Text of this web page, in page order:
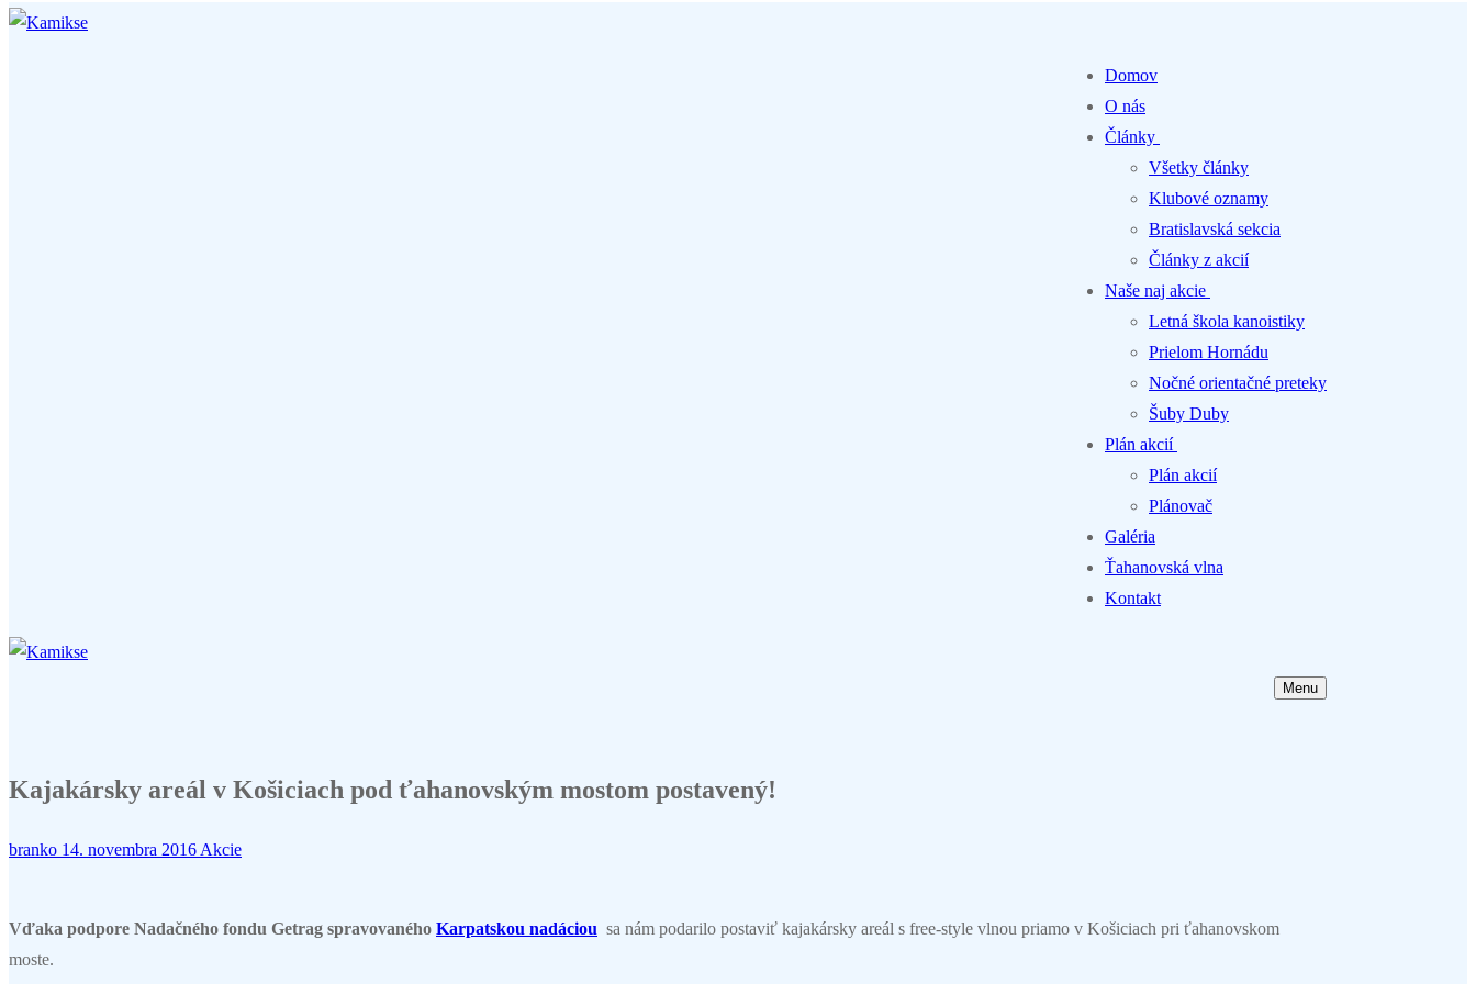
Domov
O nás
Články
Všetky články
Klubové oznamy
Bratislavská sekcia
Články z akcií
Naše naj akcie
Letná škola kanoistiky
Prielom Hornádu
Nočné orientačné preteky
Šuby Duby
Plán akcií
Plán akcií
Plánovač
Galéria
Ťahanovská vlna
Kontakt
Menu
Kajakársky areál v Košiciach pod ťahanovským mostom postavený!
branko 14. novembra 2016 Akcie
Vďaka podpore Nadačného fondu Getrag spravovaného Karpatskou nadáciou sa nám podarilo postaviť kajakársky areál s free-style vlnou priamo v Košiciach pri ťahanovskom
moste.